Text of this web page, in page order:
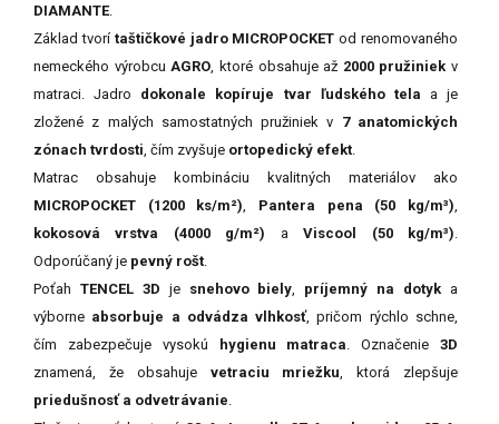
DIAMANTE.
Základ tvorí taštičkové jadro MICROPOCKET od renomovaného
nemeckého výrobcu AGRO , ktoré obsahuje až 2000 pružiniek v
matraci. Jadro dokonale kopíruje tvar ľudského tela a je
zložené z malých samostatných pružiniek v 7 anatomických
zónach tvrdosti , čím zvyšuje ortopedický efekt
Matrac obsahuje kombináciu kvalitných materiálov ako
MICROPOCKET (1200 ks/m²)
Pantera pena (50 kg/m³)
kokosová vrstva (4000 g/m²) aViscool (50 kg/m³)
Odporúčaný je pevný rošt
Poťah TENCEL 3D je snehovo biely príjemný na dotyk a
výborne absorbuje a odvádza vlhkosť, pričom rýchlo schne,
čím zabezpečuje vysokú
hygienu matraca . Označenie3D
znamená, že obsahuje vetraciu mriežku , ktorá zlepšuje
priedušnosť a odvetrávanie